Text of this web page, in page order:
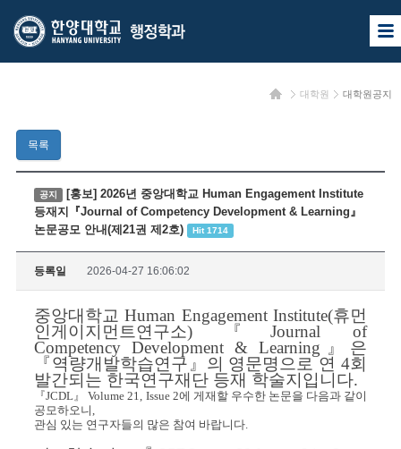
한
양
교
양
행
정
학
과
사
이
열
홈 대학원 대학원공지
목록
공지
[홍보] 2026년 중앙대학교 Human Engagement Institute
등재지『Journal of Competency Development & Learning』
논문공모 안내(제21권 제2호)
Hit 1714
등록일 2026-04-27 16:06:02
중앙대학교 Human Engagement Institute(휴먼
인게이지먼트연구소) 『Journal of
Competency Development & Learning』은
『역량개발학습연구』의 영문명으로 연 4회
발간되는 한국연구재단 등재 학술지입니다.
『JCDL』 Volume 21, Issue 2에 게재할 우수한 논문을 다음과 같이
공모하오니,
관심 있는 연구자들의 많은 참여 바랍니다.